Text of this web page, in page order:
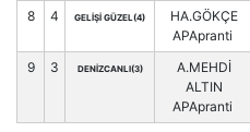
8 4 GELİŞİ GÜZEL(4)
HA.GÖKÇE
APApranti
9 3 DENİZCANLI(3)
A.MEHDİ
ALTIN
APApranti